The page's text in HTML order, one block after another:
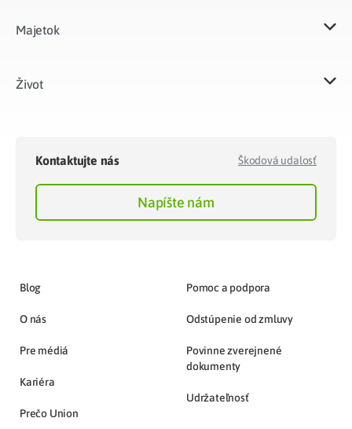
Majetok​
Život​
Kontaktujte nás Škodová udalosť
Napíšte nám
Blog
O nás
Pre médiá
Kariéra
Prečo Union
Pomoc a podpora
Odstúpenie od zmluvy
Povinne zverejnené
dokumenty
Udržateľnosť